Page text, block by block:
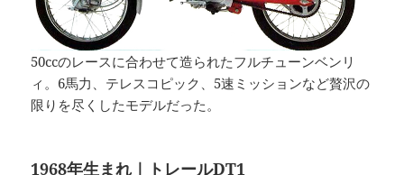
50ccのレースに合わせて造られたフルチューンベンリ
ィ。6馬力、テレスコピック、5速ミッションなど贅沢の
限りを尽くしたモデルだった。
1968年生まれ｜トレールDT1